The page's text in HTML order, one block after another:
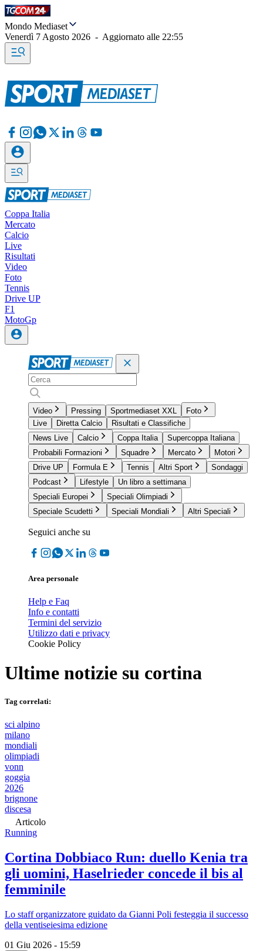
Mondo Mediaset
Venerdì 7 Agosto 2026 - Aggiornato alle 22:55
Coppa Italia
Mercato
Calcio
Live
Risultati
Video
Foto
Tennis
Drive UP
F1
MotoGp
Video Pressing Sportmediaset XXL
Foto
Live
Diretta Calcio
Risultati e Classifiche
News Live
Calcio Coppa Italia
Supercoppa Italiana
Probabili Formazioni
Squadre Mercato
Motori
Drive UP
Formula E Tennis Altri Sport
Sondaggi
Podcast
Lifestyle
Un libro a settimana
Speciali Europei
Speciali Olimpiadi
Speciale Scudetti
Speciali Mondiali Altri Speciali
Seguici anche su
Area personale
Help e Faq
Info e contatti
Termini del servizio
Utilizzo dati e privacy
Cookie Policy
Ultime notizie su cortina
Tag correlati:
sci alpino
milano
mondiali
olimpiadi
vonn
goggia
2026
brignone
discesa
Articolo
Running
Cortina Dobbiaco Run: duello Kenia tra
gli uomini, Haselrieder concede il bis al
femminile
Lo staff organizzatore guidato da Gianni Poli festeggia il successo
della ventiseiesima edizione
01 Giu 2026 - 15:59